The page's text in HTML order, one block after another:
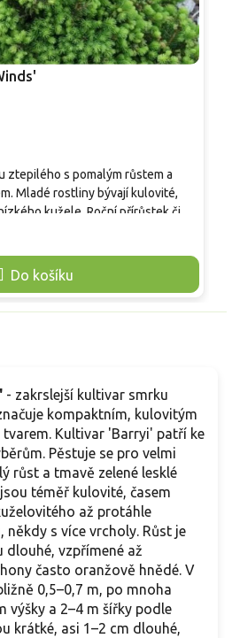
Do košíku
ztepilého s pomalým růstem a
Mladé rostliny bývají kulovité,
kužele. Roční přírůstek činí
dorůstá přibližně 1,2–1,5 m výšky
z nichž na jaře raší světlé
nádob, vřesovišť i
- zakrslejší kultivar smrku
kompaktním, kulovitým
Kultivar 'Barryi' patří ke
Pěstuje se pro velmi
růst a tmavě zelené lesklé
téměř kulovité, časem
až protáhle
s více vrcholy. Růst je
dlouhé, vzpřímené až
často oranžově hnědé. V
0,5–0,7 m, po mnoha
výšky a 2–4 m šířky podle
krátké, asi 1–2 cm dlouhé,